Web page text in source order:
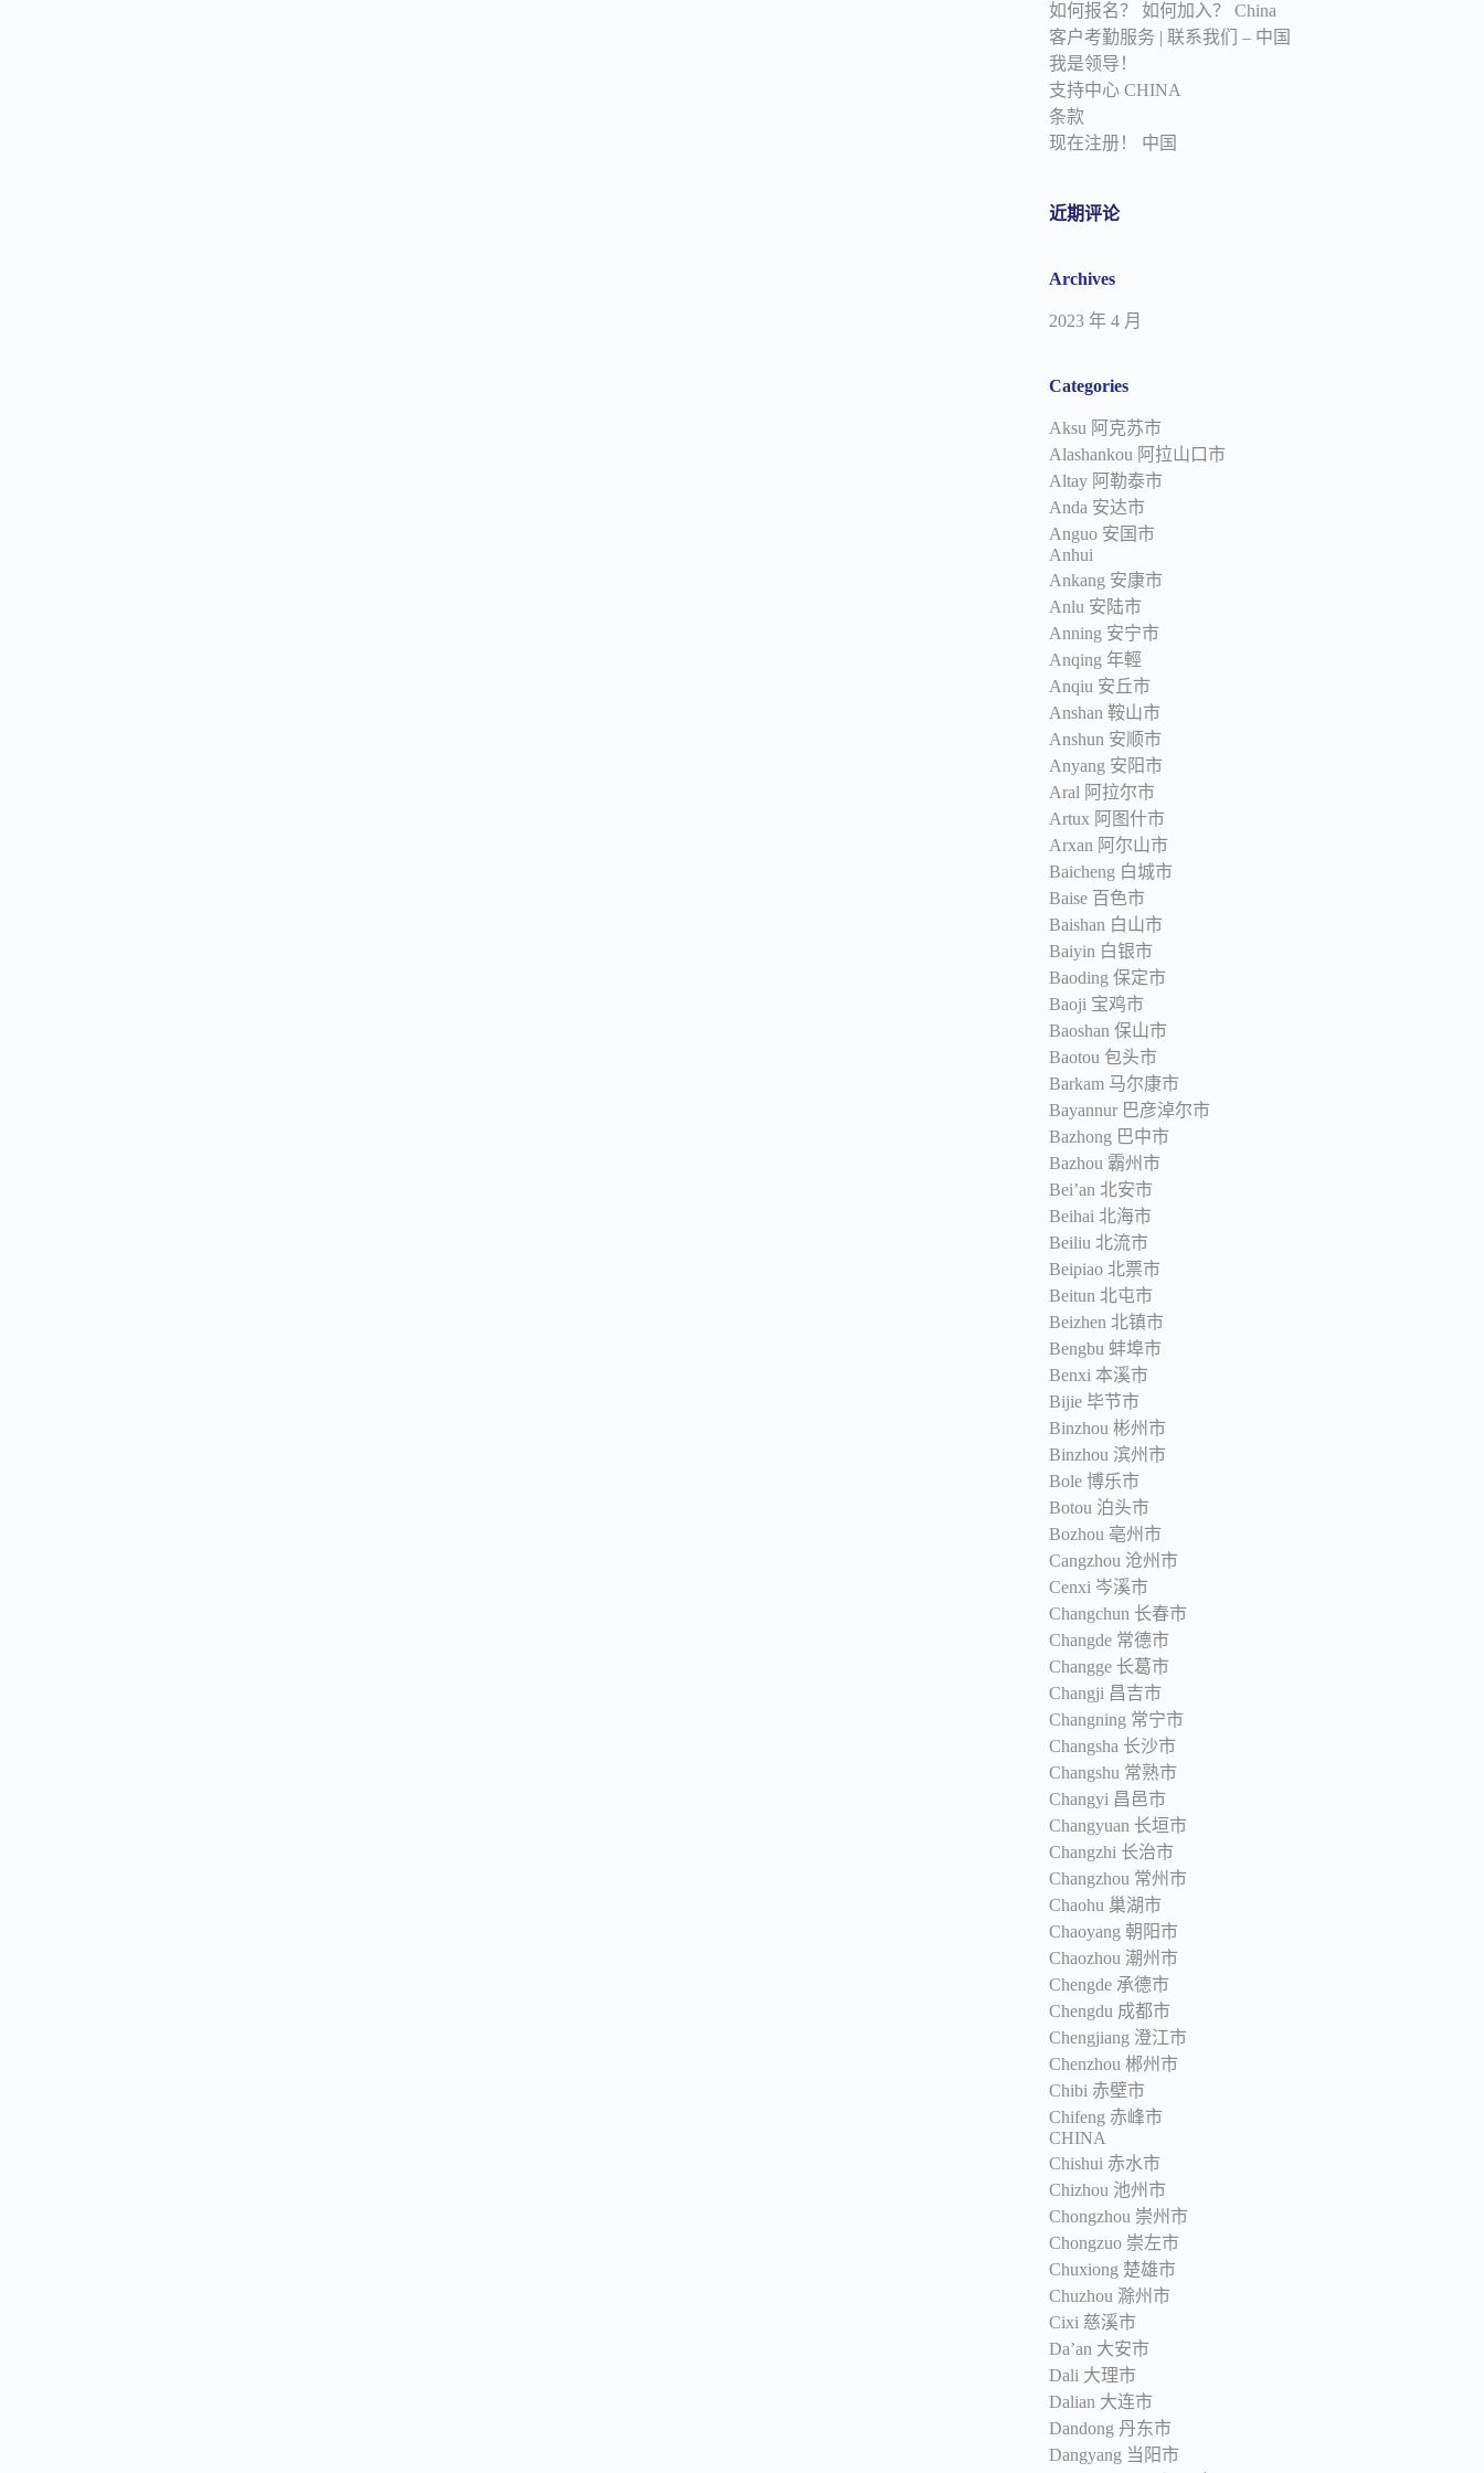
如何报名？ 如何加入？ China
客户考勤服务 | 联系我们 – 中国
我是领导！
支持中心 CHINA
条款
现在注册！ 中国
近期评论
Archives
2023 年 4 月
Categories
Aksu 阿克苏市
Alashankou 阿拉山口市
Altay 阿勒泰市
Anda 安达市
Anguo 安国市
Anhui
Ankang 安康市
Anlu 安陆市
Anning 安宁市
Anqing 年輕
Anqiu 安丘市
Anshan 鞍山市
Anshun 安顺市
Anyang 安阳市
Aral 阿拉尔市
Artux 阿图什市
Arxan 阿尔山市
Baicheng 白城市
Baise 百色市
Baishan 白山市
Baiyin 白银市
Baoding 保定市
Baoji 宝鸡市
Baoshan 保山市
Baotou 包头市
Barkam 马尔康市
Bayannur 巴彦淖尔市
Bazhong 巴中市
Bazhou 霸州市
Bei’an 北安市
Beihai 北海市
Beiliu 北流市
Beipiao 北票市
Beitun 北屯市
Beizhen 北镇市
Bengbu 蚌埠市
Benxi 本溪市
Bijie 毕节市
Binzhou 彬州市
Binzhou 滨州市
Bole 博乐市
Botou 泊头市
Bozhou 亳州市
Cangzhou 沧州市
Cenxi 岑溪市
Changchun 长春市
Changde 常德市
Changge 长葛市
Changji 昌吉市
Changning 常宁市
Changsha 长沙市
Changshu 常熟市
Changyi 昌邑市
Changyuan 长垣市
Changzhi 长治市
Changzhou 常州市
Chaohu 巢湖市
Chaoyang 朝阳市
Chaozhou 潮州市
Chengde 承德市
Chengdu 成都市
Chengjiang 澄江市
Chenzhou 郴州市
Chibi 赤壁市
Chifeng 赤峰市
CHINA
Chishui 赤水市
Chizhou 池州市
Chongzhou 崇州市
Chongzuo 崇左市
Chuxiong 楚雄市
Chuzhou 滁州市
Cixi 慈溪市
Da’an 大安市
Dali 大理市
Dalian 大连市
Dandong 丹东市
Dangyang 当阳市